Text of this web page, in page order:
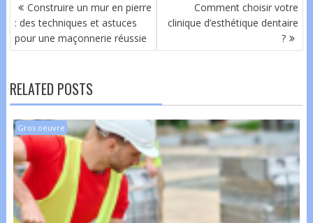
DE
L’ARTICLE
Construire un mur en pierre
: des techniques et astuces
pour une maçonnerie réussie
Comment choisir votre
clinique d’esthétique dentaire
?
RELATED POSTS
Gros oeuvre